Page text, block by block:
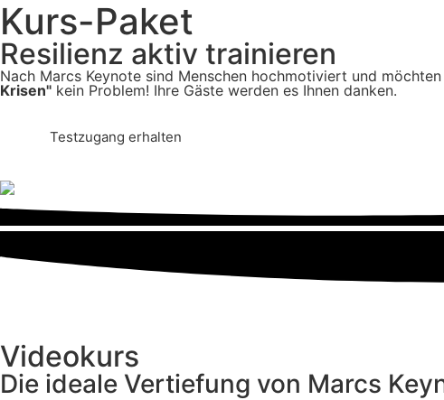
Kurs-Paket
Resilienz aktiv trainieren
Nach Marcs Keynote sind Menschen hochmotiviert und
Krisen" kein Problem! Ihre Gäste werden es Ihnen danken.
Testzugang erhalten
Videokurs
Die ideale Vertiefung von Marcs